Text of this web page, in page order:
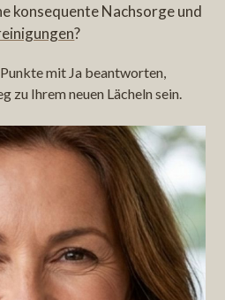
konsequente Nachsorge und
?
mit Ja beantworten,
zu Ihrem neuen Lächeln sein.